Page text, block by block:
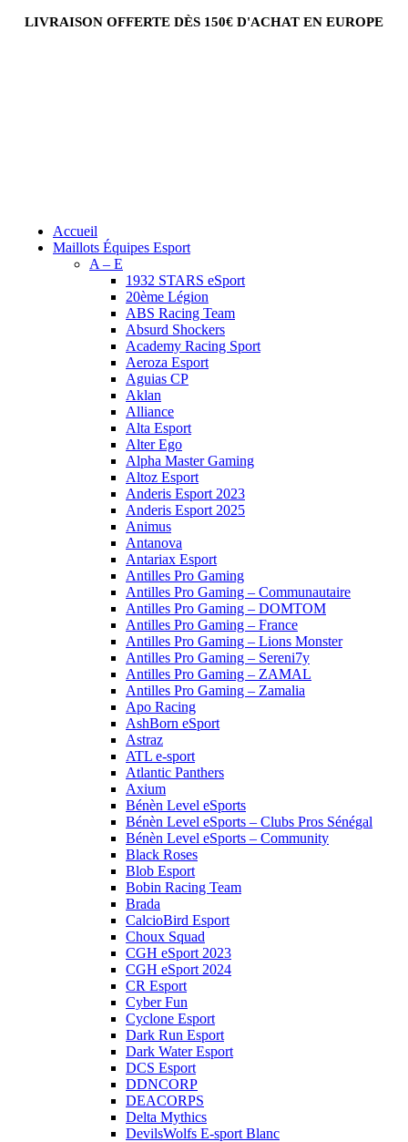
LIVRAISON OFFERTE DÈS 150€ D'ACHAT EN EUROPE
Accueil
Maillots Équipes Esport
A – E
1932 STARS eSport
20ème Légion
ABS Racing Team
Absurd Shockers
Academy Racing Sport
Aeroza Esport
Aguias CP
Aklan
Alliance
Alta Esport
Alter Ego
Alpha Master Gaming
Altoz Esport
Anderis Esport 2023
Anderis Esport 2025
Animus
Antanova
Antariax Esport
Antilles Pro Gaming
Antilles Pro Gaming – Communautaire
Antilles Pro Gaming – DOMTOM
Antilles Pro Gaming – France
Antilles Pro Gaming – Lions Monster
Antilles Pro Gaming – Sereni7y
Antilles Pro Gaming – ZAMAL
Antilles Pro Gaming – Zamalia
Apo Racing
AshBorn eSport
Astraz
ATL e-sport
Atlantic Panthers
Axium
Bénèn Level eSports
Bénèn Level eSports – Clubs Pros Sénégal
Bénèn Level eSports – Community
Black Roses
Blob Esport
Bobin Racing Team
Brada
CalcioBird Esport
Choux Squad
CGH eSport 2023
CGH eSport 2024
CR Esport
Cyber Fun
Cyclone Esport
Dark Run Esport
Dark Water Esport
DCS Esport
DDNCORP
DEACORPS
Delta Mythics
DevilsWolfs E-sport Blanc